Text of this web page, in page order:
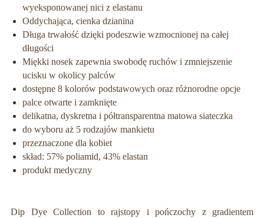
wyeksponowanej nici z elastanu
Oddychająca, cienka dzianina
Długa trwałość dzięki podeszwie wzmocnionej na całej
długości
Miękki nosek zapewnia swobodę ruchów i zmniejszenie
ucisku w okolicy palców
dostępne 8 kolorów podstawowych oraz różnorodne opcje
palce otwarte i zamknięte
delikatna, dyskretna i półtransparentna matowa siateczka
do wyboru aż 5 rodzajów mankietu
przeznaczone dla kobiet
skład: 57% poliamid, 43% elastan
produkt medyczny
Dip Dye Collection to rajstopy i pończochy z gradientem